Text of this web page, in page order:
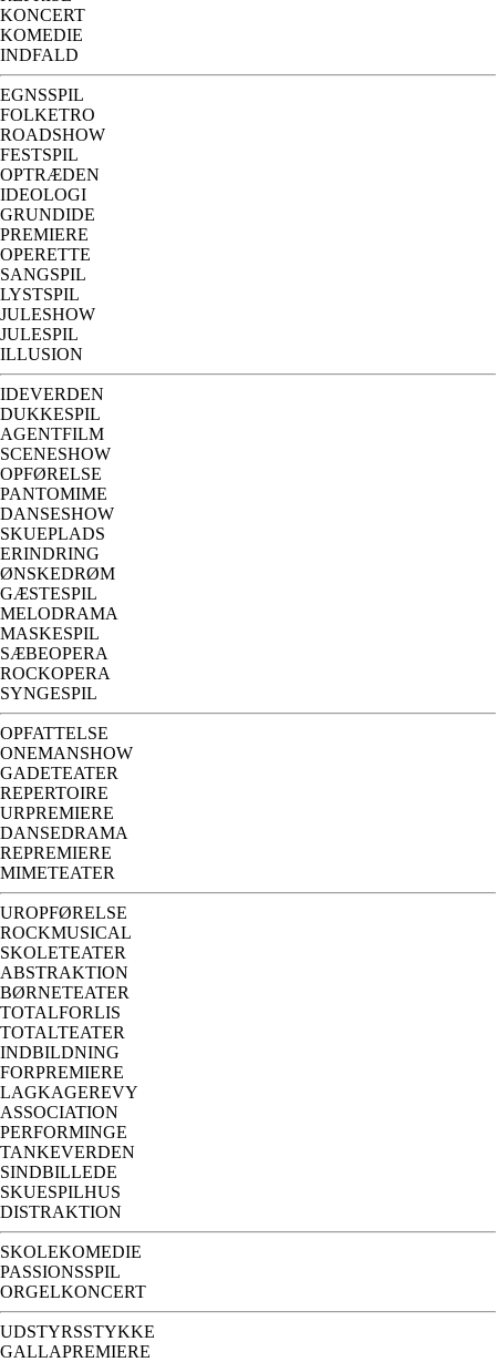
KONCERT
KOMEDIE
INDFALD
EGNSSPIL
FOLKETRO
ROADSHOW
FESTSPIL
OPTRÆDEN
IDEOLOGI
GRUNDIDE
PREMIERE
OPERETTE
SANGSPIL
LYSTSPIL
JULESHOW
JULESPIL
ILLUSION
IDEVERDEN
DUKKESPIL
AGENTFILM
SCENESHOW
OPFØRELSE
PANTOMIME
DANSESHOW
SKUEPLADS
ERINDRING
ØNSKEDRØM
GÆSTESPIL
MELODRAMA
MASKESPIL
SÆBEOPERA
ROCKOPERA
SYNGESPIL
OPFATTELSE
ONEMANSHOW
GADETEATER
REPERTOIRE
URPREMIERE
DANSEDRAMA
REPREMIERE
MIMETEATER
UROPFØRELSE
ROCKMUSICAL
SKOLETEATER
ABSTRAKTION
BØRNETEATER
TOTALFORLIS
TOTALTEATER
INDBILDNING
FORPREMIERE
LAGKAGEREVY
ASSOCIATION
PERFORMINGE
TANKEVERDEN
SINDBILLEDE
SKUESPILHUS
DISTRAKTION
SKOLEKOMEDIE
PASSIONSSPIL
ORGELKONCERT
UDSTYRSSTYKKE
GALLAPREMIERE